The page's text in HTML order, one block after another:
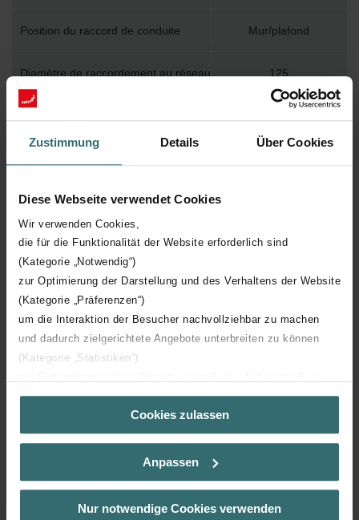
Zustimmung Details Über Cookies
Diese Webseite verwendet Cookies
Wir verwenden Cookies,
die für die Funktionalität der Website erforderlich sind
(Kategorie „Notwendig“)
zur Optimierung der Darstellung und des Verhaltens der Website
(Kategorie „Präferenzen“)
um die Interaktion der Besucher nachvollziehbar zu machen
und dadurch zielgerichtete Angebote unterbreiten zu können
(Kategorie „Statistiken“)
(Kategorie „Marketing“)
Über „Details zeigen“ bzw. die Datenschutzerklärung erhalten
Sie weitere Informationen. Durch die Auswahl der Kategorie
der Auswahl von „Statistiken“ willigen Sie ein, dass wir Ihren
Besuchsverlauf auf unserer Website verwenden, um Ihnen die
bestmögliche Nutzererfahrung zu ermöglichen und Ihnen
Cookies zulassen
Anpassen
Nur notwendige Cookies verwenden
Position du raccord de conduite Mur/plafond
Diamètre de raccordement au réseau 125
Emplacement de la grille
Matériau Plastique
Raccordement de canal Rond
Téléchargements
loading...